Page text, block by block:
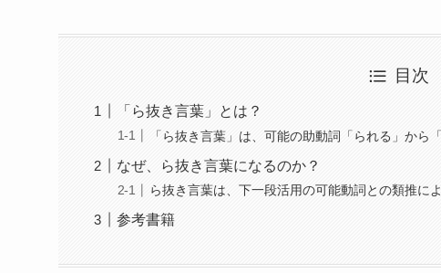
目次
「ら抜き言葉」とは？
「ら抜き言葉」は、可能の助動詞「られる」から
なぜ、ら抜き言葉になるのか？
ら抜き言葉は、下一段活用の可能動詞との類推に
参考書籍